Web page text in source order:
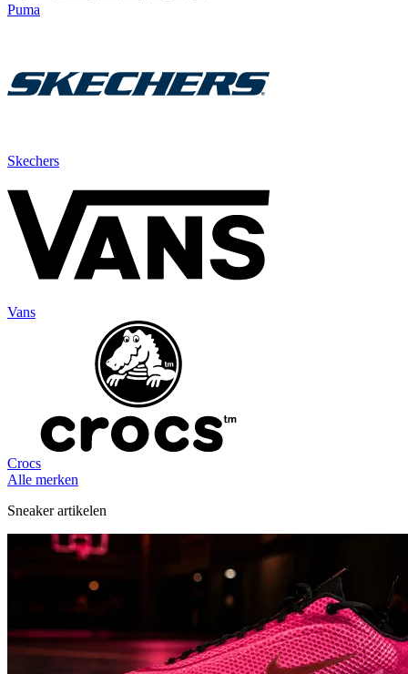
Puma
Skechers
Vans
Crocs
Alle merken
Sneaker artikelen